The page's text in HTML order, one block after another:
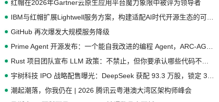
红帽在2026年Gartner云原生应用平台魔力象限中被评为领导者
GitHub 再次爆发大规模服务降级
潮起潮落，你我仍在 | 2026 腾讯云粤港澳大湾区架构师峰会